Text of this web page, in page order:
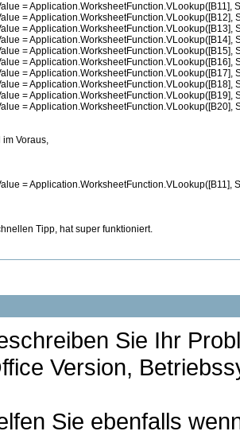
= Application.WorksheetFunction.VLookup([B11],
= Application.WorksheetFunction.VLookup([B12],
= Application.WorksheetFunction.VLookup([B13],
= Application.WorksheetFunction.VLookup([B14],
= Application.WorksheetFunction.VLookup([B15],
= Application.WorksheetFunction.VLookup([B16],
= Application.WorksheetFunction.VLookup([B17],
= Application.WorksheetFunction.VLookup([B18],
= Application.WorksheetFunction.VLookup([B19],
= Application.WorksheetFunction.VLookup([B20],
Voraus,
= Application.WorksheetFunction.VLookup([B11],
Tipp, hat super funktioniert.
Sie Ihr
Version,
Sie ebenfalls